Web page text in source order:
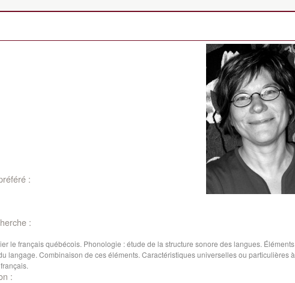
:
:
le français québécois. Phonologie : étude de la structure sonore des langues. Éléments
langage. Combinaison de ces éléments. Caractéristiques universelles ou particulières à
: